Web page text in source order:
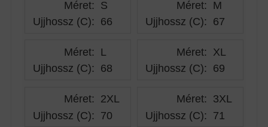
Méret: S
Ujjhossz (C): 66
Méret: M
Ujjhossz (C): 67
Méret: L
Ujjhossz (C): 68
Méret: XL
Ujjhossz (C): 69
Méret: 2XL
Ujjhossz (C): 70
Méret: 3XL
Ujjhossz (C): 71